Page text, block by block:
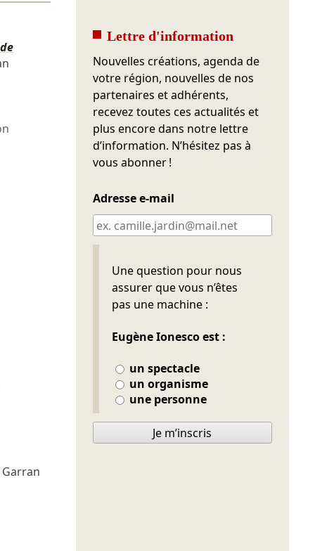
Lettre d'information
Nouvelles créations, agenda de
votre région, nouvelles de nos
partenaires et adhérents,
recevez toutes ces actualités et
plus encore dans notre lettre
d’information. N’hésitez pas à
vous abonner !
Adresse e-mail
Une question pour nous
assurer que vous n’êtes
pas une machine :
Eugène Ionesco est :
un spectacle
un organisme
une personne
Ne pas remplir
Je m’inscris